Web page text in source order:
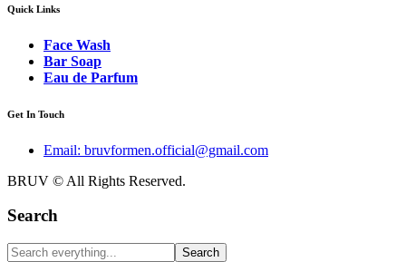
Quick Links
Face Wash
Bar Soap
Eau de Parfum
Get In Touch
Email: bruvformen.official@gmail.com
BRUV © All Rights Reserved.
Search
Search